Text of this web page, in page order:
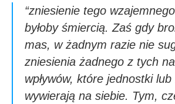
“zniesienie tego
byłoby śmiercią. Zaś gdy
mas, w żadnym razie nie
zniesienia żadnego z tych
wpływów, które jednostki
wywierają na siebie. Tym,